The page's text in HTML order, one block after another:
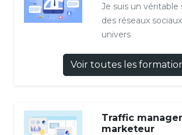
Je suis un véritable
des réseaux
univers
Voir toutes les
Traffic
marketeur